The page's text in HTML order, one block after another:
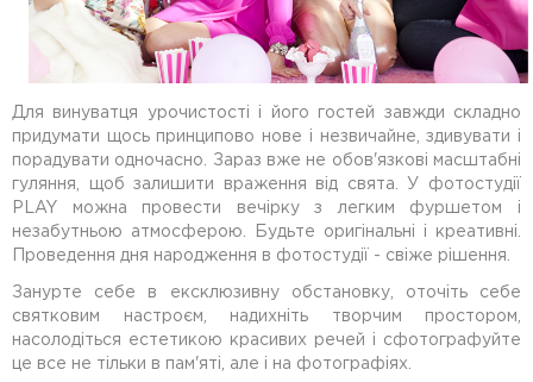
ВІДГУКИ
ДОДАТКОВО
КОНТАКТИ
Для винуватця урочистості і його гостей завжди складно
придумати щось принципово нове і незвичайне, здивувати і
порадувати одночасно. Зараз вже не обов'язкові масштабні
гуляння, щоб залишити враження від свята. У фотостудії
PLAY можна провести вечірку з легким фуршетом і
незабутньою атмосферою. Будьте оригінальні і креативні.
Проведення дня народження в фотостудії - свіже рішення.
Занурте себе в ексклюзивну обстановку, оточіть себе
святковим настроєм, надихніть творчим простором,
насолодіться естетикою красивих речей і сфотографуйте
це все не тільки в пам'яті, але і на фотографіях.